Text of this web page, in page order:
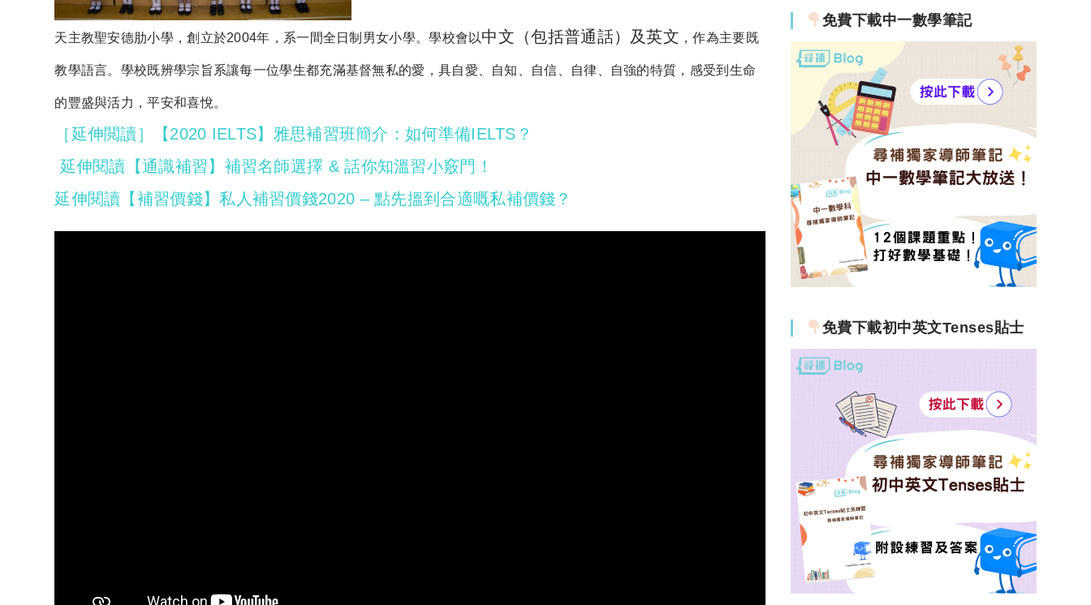
天主教聖安德肋小學，創立於2004年，系一間全日制男女小學。學校會以中文（包括普通話）及英文 ，作為主要既
教學語言。學校既辨學宗旨系讓每一位學生都充滿基督無私的愛，具自愛、自知、自信、自律、自強的特質，感受到生命
的豐盛與活力，平安和喜悅。
［延伸閲讀］【2020 IELTS】雅思補習班簡介：如何準備IELTS？
延伸閱讀【通識補習】補習名師選擇 & 話你知溫習小竅門！
延伸閱讀【補習價錢】私人補習價錢2020 – 點先搵到合適嘅私補價錢？
免費下載中一數學筆記
免費下載初中英文Tenses貼士